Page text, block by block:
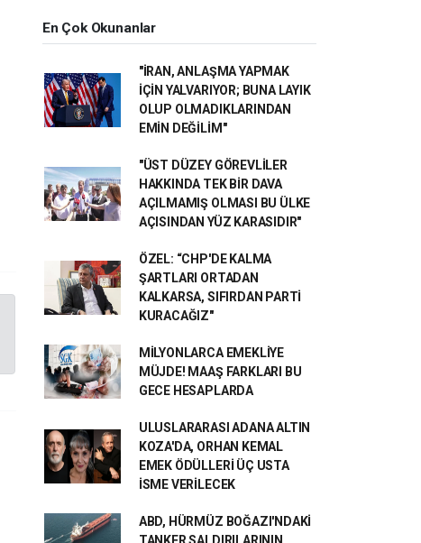
En Çok Okunanlar
"İRAN, ANLAŞMA YAPMAK
İÇİN YALVARIYOR; BUNA LAYIK
OLUP OLMADIKLARINDAN
EMİN DEĞİLİM"
"ÜST DÜZEY GÖREVLİLER
HAKKINDA TEK BİR DAVA
AÇILMAMIŞ OLMASI BU ÜLKE
AÇISINDAN YÜZ KARASIDIR"
ÖZEL: “CHP'DE KALMA
ŞARTLARI ORTADAN
KALKARSA, SIFIRDAN PARTİ
KURACAĞIZ"
MİLYONLARCA EMEKLİYE
MÜJDE! MAAŞ FARKLARI BU
GECE HESAPLARDA
ULUSLARARASI ADANA ALTIN
KOZA'DA, ORHAN KEMAL
EMEK ÖDÜLLERİ ÜÇ USTA
İSME VERİLECEK
ABD, HÜRMÜZ BOĞAZI'NDAKİ
TANKER SALDIRILARININ